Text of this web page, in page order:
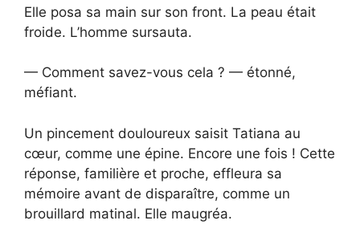
Elle posa sa main sur son front. La peau était
froide. L’homme sursauta.
— Comment savez-vous cela ? — étonné,
méfiant.
Un pincement douloureux saisit Tatiana au
cœur, comme une épine. Encore une fois ! Cette
réponse, familière et proche, effleura sa
mémoire avant de disparaître, comme un
brouillard matinal. Elle maugréa.